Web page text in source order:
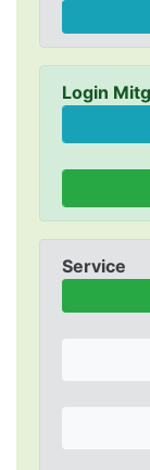
Login
Service